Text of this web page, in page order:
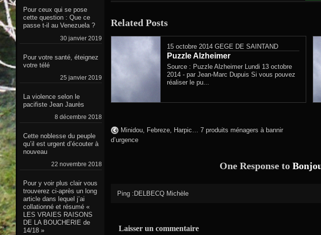
Related Posts
15 octobre 2014 GEGE DE SAINTAND
Puzzle Alzheimer
Source : Puzzle Alzheimer Lundi 13 octobre
2014 - par Jean-Marc Dupuis Si vous pouvez
réaliser le pu...
Minidou, Febreze, Harpic… 7 produits ménagers à bannir
d’urgence
One Response to
Ping :DELBECQ Michèle
Laisser un commentaire
Pour ceux qui se pose
cette question : Que ce
passe t-il au Venezuela ?
30 janvier 2019
Pour votre santé, éteignez
votre télé
25 janvier 2019
La violence selon le
pacifiste Jean Jaurès
8 décembre 2018
Cette noblesse du peuple
qu’il est urgent d’écouter à
nouveau
22 novembre 2018
Pour y voir plus clair vous
trouverez ci-après un long
article dans lequel j’ai
collationné et résumé «
LES VRAIES RAISONS
DE LA BOUCHERIE de
14/18 »